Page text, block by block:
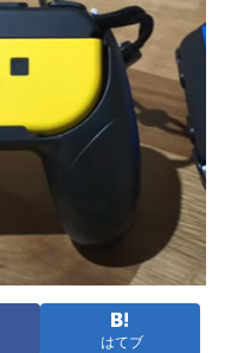
はてブ